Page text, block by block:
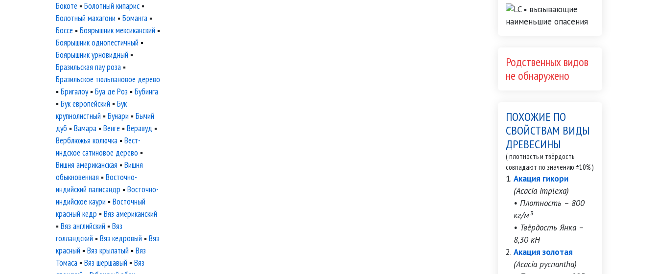
Бокоте ▪Болотный кипарис ▪
Болотный махагони ▪Боманга ▪
Боссе ▪Боярышник мексиканский ▪
Боярышник однопестичный ▪
Боярышник урновидный ▪
Бразильская пау роза ▪
Бразильское тюльпановое дерево
▪Бригалоу▪Буа де Роз ▪Бубинга
▪Бук европейский ▪Бук
крупнолистный ▪Бунари ▪Бычий
дуб ▪Вамара ▪Венге ▪Веравуд ▪
Верблюжья колючка ▪Вест-
индское сатиновое дерево ▪
Вишня американская ▪Вишня
обыкновенная ▪Восточно-
индийский палисандр ▪Восточно-
индийское каури ▪Восточный
красный кедр ▪Вяз американский
▪Вяз английский ▪Вяз
голландский ▪Вяз кедровый ▪Вяз
красный ▪Вяз крылатый ▪Вяз
Томаса ▪Вяз шершавый ▪Вяз
Родственных видов
не обнаружено
ПОХОЖИЕ ПО
СВОЙСТВАМ ВИДЫ
ДРЕВЕСИНЫ
( плотность и твёрдость
совпадают по значению ±10% )
Акация гикори
(Acacia implexa)
• Плотность – 800
кг/м³
• Твёрдость Янка –
8,30 кН
Акация золотая
(Acacia pycnantha)